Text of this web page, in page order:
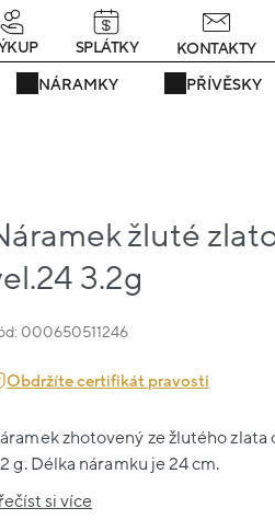
: 23h : 24m : 19s
NÁRAMKY PŘÍVĚSKY
SPLÁTKY KONTAKTY
žluté
3.2g
000650511246
Obdržíte certifikát pravosti
zhotovený ze žlutého
g. Délka náramku je 24 cm.
si více